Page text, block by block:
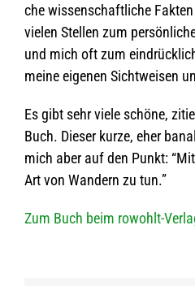
che wis­sen­schaft­li­che
vie­len Stel­len zum
und mich oft zum
meine eige­nen Sicht­wei­sen
Es gibt sehr viele schöne,
Buch. Die­ser kurze, eher
mich aber auf den Punkt:
Art von Wan­dern zu tun.”
Zum Buch beim rowohlt-